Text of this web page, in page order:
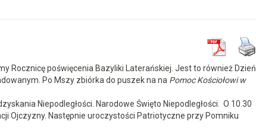
Rocznicę poświęcenia Bazyliki Laterańskiej. Jest to również Dzień
Po Mszy zbiórka do puszek na na Pomoc Kościołowi w
Niepodległości. Narodowe Święto Niepodległości. O 10.30
Ojczyzny. Następnie uroczystości Patriotyczne przy Pomniku